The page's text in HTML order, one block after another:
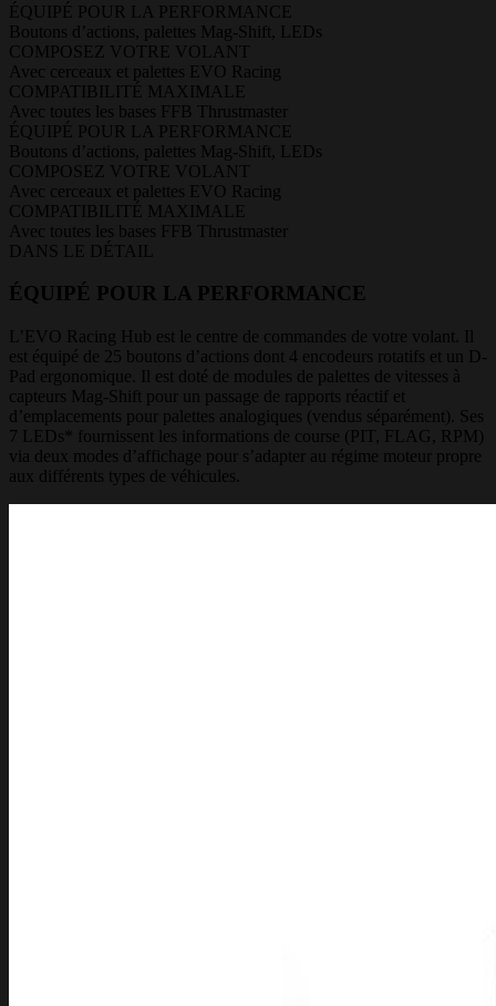
ÉQUIPÉ POUR LA PERFORMANCE
Boutons d’actions, palettes Mag-Shift, LEDs
COMPOSEZ VOTRE VOLANT
Avec cerceaux et palettes EVO Racing
COMPATIBILITÉ MAXIMALE
Avec toutes les bases FFB Thrustmaster
ÉQUIPÉ POUR LA PERFORMANCE
Boutons d’actions, palettes Mag-Shift, LEDs
COMPOSEZ VOTRE VOLANT
Avec cerceaux et palettes EVO Racing
COMPATIBILITÉ MAXIMALE
Avec toutes les bases FFB Thrustmaster
DANS LE DÉTAIL
ÉQUIPÉ POUR LA PERFORMANCE
L’EVO Racing Hub est le centre de commandes de votre volant. Il
est équipé de 25 boutons d’actions dont 4 encodeurs rotatifs et un D-
Pad ergonomique. Il est doté de modules de palettes de vitesses à
capteurs Mag-Shift pour un passage de rapports réactif et
d’emplacements pour palettes analogiques (vendus séparément). Ses
7 LEDs* fournissent les informations de course (PIT, FLAG, RPM)
via deux modes d’affichage pour s’adapter au régime moteur propre
aux différents types de véhicules.